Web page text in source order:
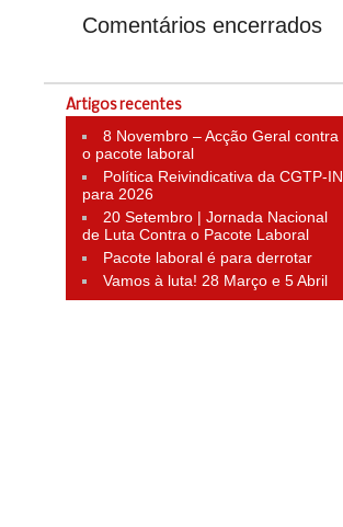
Comentários encerrados
Artigos recentes
8 Novembro – Acção Geral contra
o pacote laboral
Política Reivindicativa da CGTP-IN
para 2026
20 Setembro | Jornada Nacional
de Luta Contra o Pacote Laboral
Pacote laboral é para derrotar
Vamos à luta! 28 Março e 5 Abril